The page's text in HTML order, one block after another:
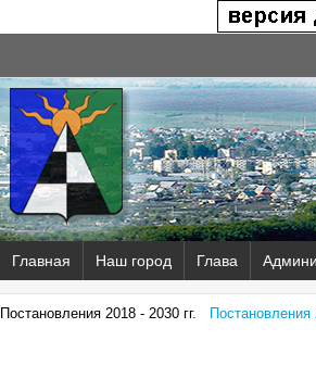
Главная Наш город Глава
Постановления 2018 - 2030 гг. Постановления